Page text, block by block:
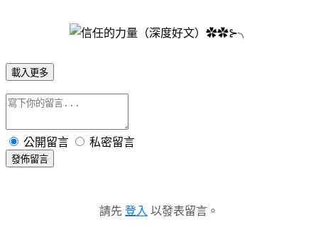
載入更多
公開留言 私密留言
發佈留言
請先 登入 以發表留言。